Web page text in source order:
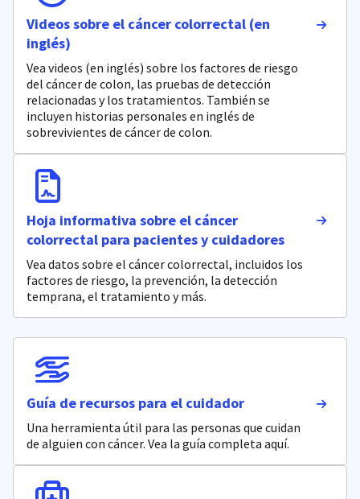
Videos sobre el cáncer colorrectal (en
inglés)
Vea videos (en inglés) sobre los factores de riesgo
del cáncer de colon, las pruebas de detección
relacionadas y los tratamientos. También se
incluyen historias personales en inglés de
sobrevivientes de cáncer de colon.
Hoja informativa sobre el cáncer
colorrectal para pacientes y cuidadores
Vea datos sobre el cáncer colorrectal, incluidos los
factores de riesgo, la prevención, la detección
temprana, el tratamiento y más.
Guía de recursos para el cuidador
Una herramienta útil para las personas que cuidan
de alguien con cáncer. Vea la guía completa aquí.